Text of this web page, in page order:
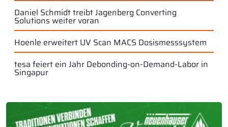
Daniel Schmidt treibt Jagenberg Converting
Solutions weiter voran
Hoenle erweitert UV Scan MACS Dosismesssystem
tesa feiert ein Jahr Debonding-on-Demand-Labor in
Singapur